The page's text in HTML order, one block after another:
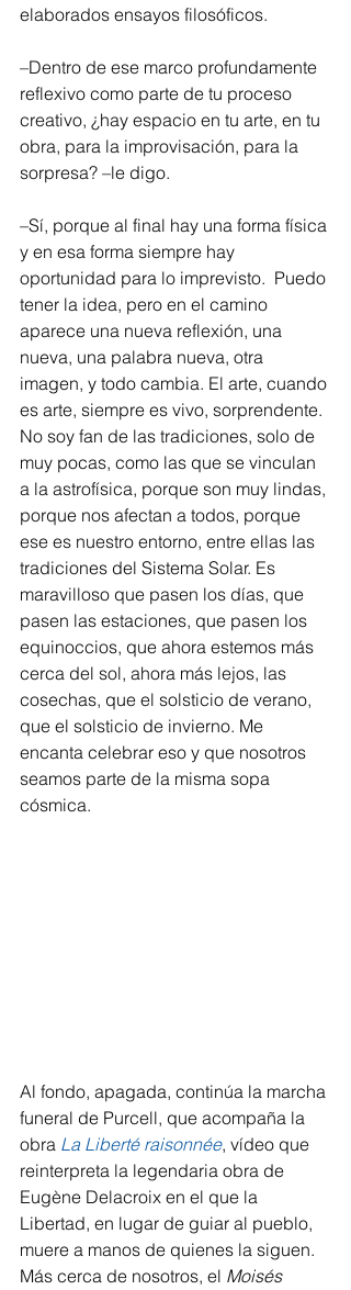
elaborados ensayos filosóficos.
–Dentro de ese marco profundamente
reflexivo como parte de tu proceso
creativo, ¿hay espacio en tu arte, en tu
obra, para la improvisación, para la
sorpresa? –le digo.
–Sí, porque al final hay una forma física
y en esa forma siempre hay
oportunidad para lo imprevisto.  Puedo
tener la idea, pero en el camino
aparece una nueva reflexión, una
nueva, una palabra nueva, otra
imagen, y todo cambia. El arte, cuando
es arte, siempre es vivo, sorprendente.
No soy fan de las tradiciones, solo de
muy pocas, como las que se vinculan
a la astrofísica, porque son muy lindas,
porque nos afectan a todos, porque
ese es nuestro entorno, entre ellas las
tradiciones del Sistema Solar. Es
maravilloso que pasen los días, que
pasen las estaciones, que pasen los
equinoccios, que ahora estemos más
cerca del sol, ahora más lejos, las
cosechas, que el solsticio de verano,
que el solsticio de invierno. Me
encanta celebrar eso y que nosotros
seamos parte de la misma sopa
cósmica.
Al fondo, apagada, continúa la marcha
funeral de Purcell, que acompaña la
obra La Liberté raisonnée, vídeo que
reinterpreta la legendaria obra de
Eugène Delacroix en el que la
Libertad, en lugar de guiar al pueblo,
muere a manos de quienes la siguen.
Más cerca de nosotros, el Moisés